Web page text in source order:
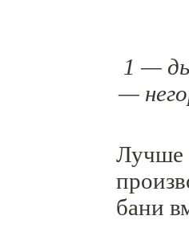
1 —
—
Лучше
бани